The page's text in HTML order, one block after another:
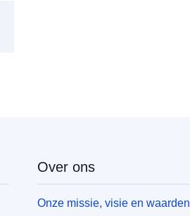
Over ons
Onze missie, visie en waarden